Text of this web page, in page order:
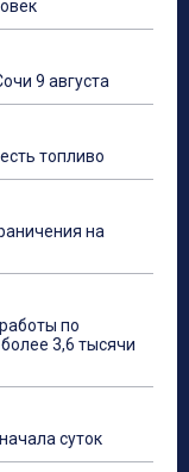
9 августа
топливо
на
по
3,6 тысячи
суток